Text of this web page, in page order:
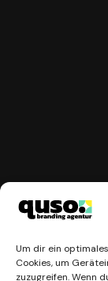
Um dir ein
Cookies, um
zuzugreifen. Wenn